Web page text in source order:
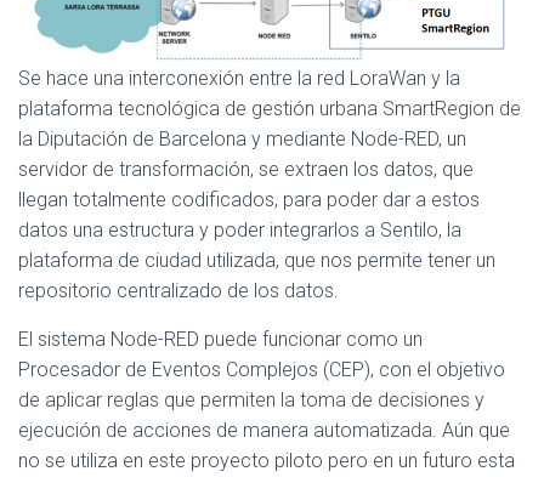
Se hace una interconexión entre la red LoraWan y la
plataforma tecnológica de gestión urbana SmartRegion de
la Diputación de Barcelona y mediante Node-RED, un
servidor de transformación, se extraen los datos, que
llegan totalmente codificados, para poder dar a estos
datos una estructura y poder integrarlos a Sentilo, la
plataforma de ciudad utilizada, que nos permite tener un
repositorio centralizado de los datos.
El sistema Node-RED puede funcionar como un
Procesador de Eventos Complejos (CEP), con el objetivo
de aplicar reglas que permiten la toma de decisiones y
ejecución de acciones de manera automatizada. Aún que
no se utiliza en este proyecto piloto pero en un futuro esta